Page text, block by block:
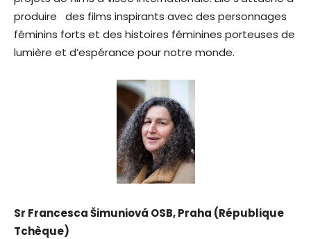
produire des films inspirants avec des personnages
féminins forts et des histoires féminines porteuses de
lumière et d’espérance pour notre monde.
Sr Francesca Šimuniová OSB, Praha (République
Tchèque)